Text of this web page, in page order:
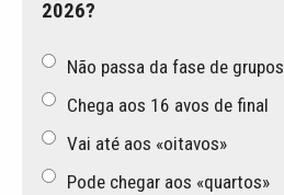
2026?
Não passa da fase de grupos
Chega aos 16 avos de final
Vai até aos «oitavos»
Pode chegar aos «quartos»